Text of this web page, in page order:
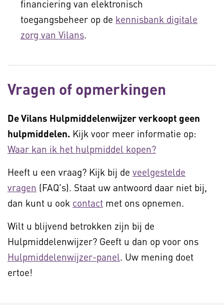
financiering van elektronisch
toegangsbeheer op de kennisbank digitale
zorg van Vilans.
Vragen of opmerkingen
De Vilans Hulpmiddelenwijzer verkoopt geen
hulpmiddelen. Kijk voor meer informatie op:
Waar kan ik het hulpmiddel kopen?
Heeft u een vraag? Kijk bij de veelgestelde
vragen (FAQ's). Staat uw antwoord daar niet bij,
dan kunt u ook contact met ons opnemen.
Wilt u blijvend betrokken zijn bij de
Hulpmiddelenwijzer? Geeft u dan op voor ons
Hulpmiddelenwijzer-panel. Uw mening doet
ertoe!